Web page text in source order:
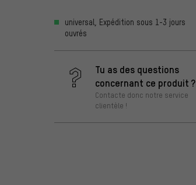
universal, Expédition sous 1-3 jours
ouvrés
Tu as des questions
concernant ce produit ?
Contacte donc notre service
clientèle !